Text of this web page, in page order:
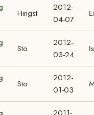
Hingst
2012-
04-07
Sto
2012-
03-24
Sto
2012-
01-03
2011-